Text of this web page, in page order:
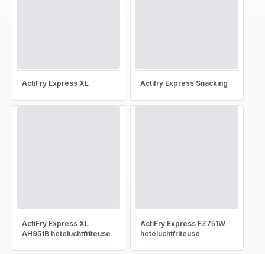
ActiFry Express XL Actifry Express Snacking
ActiFry Express XL
AH951B heteluchtfriteuse
ActiFry Express FZ751W
heteluchtfriteuse